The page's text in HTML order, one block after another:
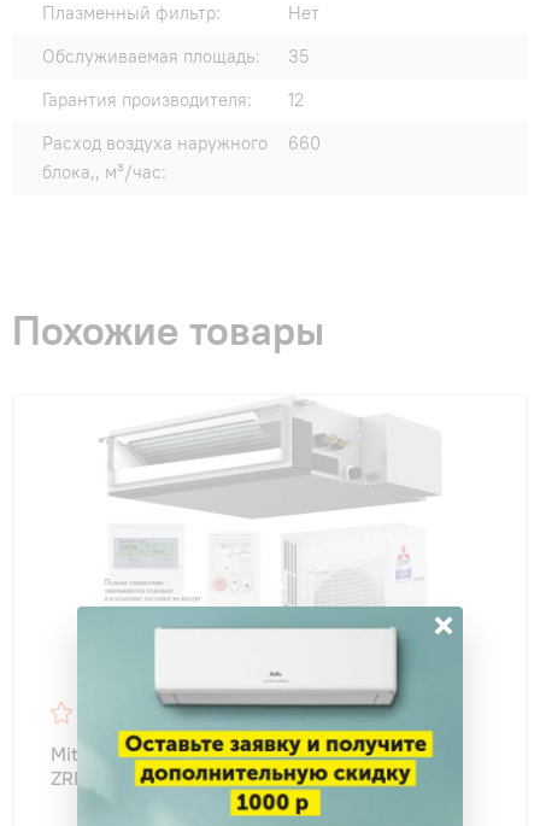
Плазменный фильтр:
Нет
Обслуживаемая площадь:
35
Гарантия производителя:
12
Расход воздуха наружного
блока,, м³/час:
660
Похожие товары
Mitsubishi Electric PEAD-RP60JAQ / PUHZ-
ZRP60VKA
×